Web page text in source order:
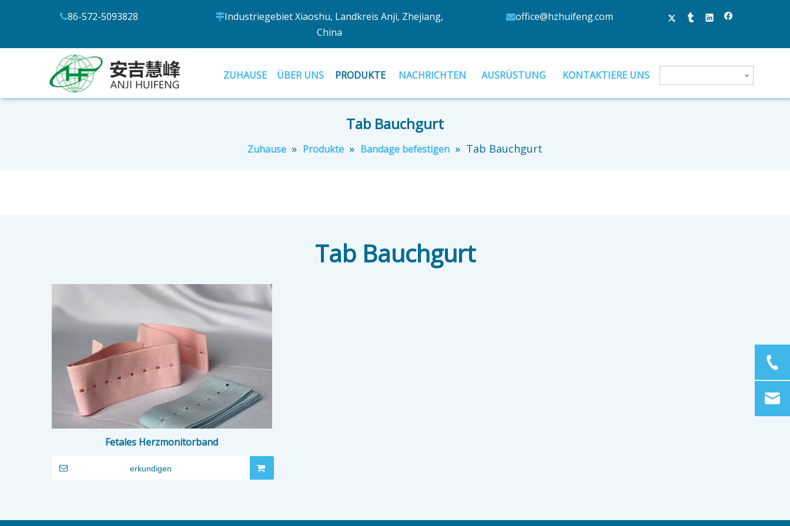
86-572-5093828 Industriegebiet Xiaoshu, Landkreis Anji, Zhejiang,
China
office@hzhuifeng.com
ZUHAUSE ÜBER UNS PRODUKTE NACHRICHTEN AUSRÜSTUNG KONTAKTIERE UNS
Tab Bauchgurt
Zuhause » Produkte » Bandage befestigen » Tab Bauchgurt
Tab Bauchgurt
Fetales Herzmonitorband
erkundigen